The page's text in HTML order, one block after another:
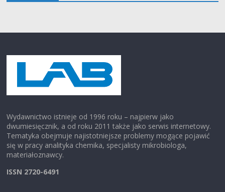
Wydawnictwo istnieje od 1996 roku – najpierw jako
dwumiesięcznik, a od roku 2011 także jako serwis internetowy.
Tematyka obejmuje najistotniejsze problemy mogące pojawić
się w pracy analityka chemika, specjalisty mikrobiologa,
materiałoznawcy.
ISSN 2720-6491